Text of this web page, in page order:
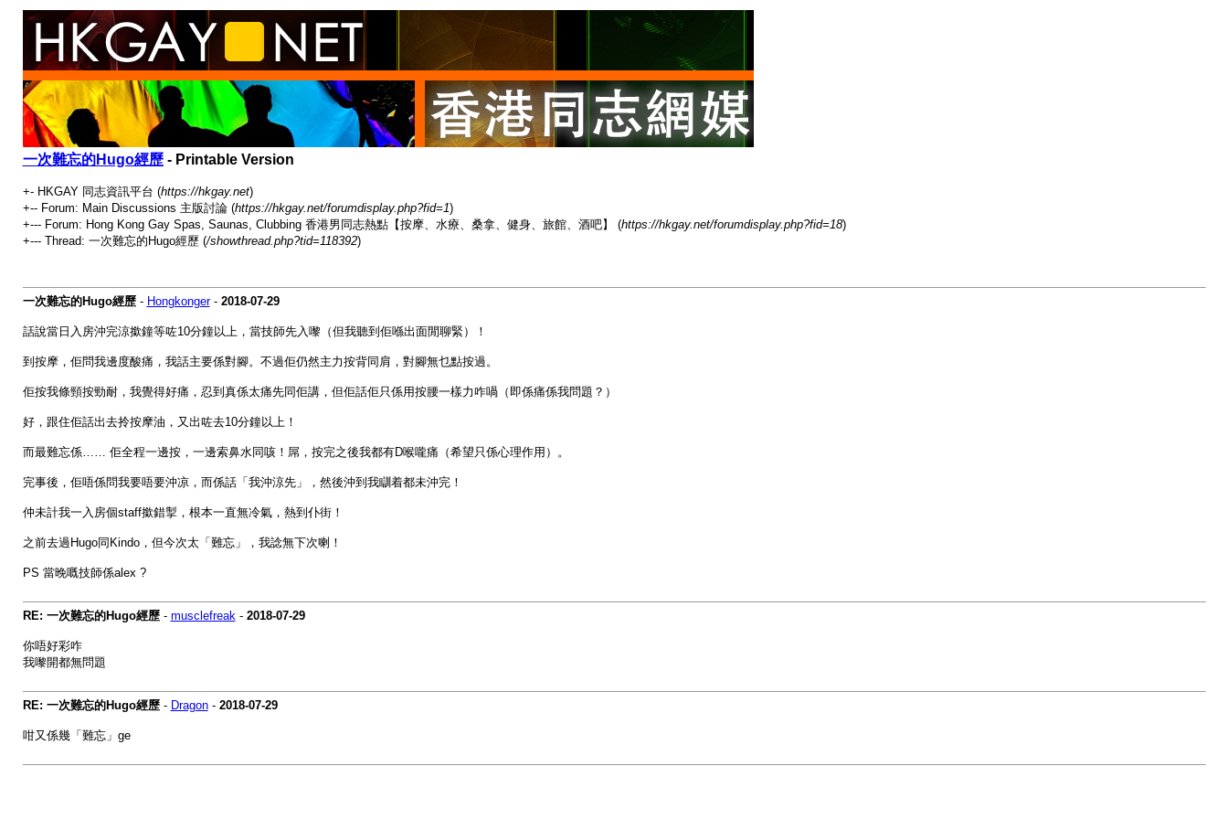
一次難忘的Hugo經歷- Printable Version
+- HKGAY 同志資訊平台 (https://hkgay.net)
+-- Forum: Main Discussions 主版討論 (https://hkgay.net/forumdisplay.php?fid=1)
+--- Forum: Hong Kong Gay Spas, Saunas, Clubbing 香港男同志熱點【按摩、水療、桑拿、健身、旅館、酒吧】 (https://hkgay.net/forumdisplay.php?fid=18)
+--- Thread: 一次難忘的Hugo經歷 (/showthread.php?tid=118392)
一次難忘的Hugo經歷- Hongkonger- 2018-07-29
話說當日入房沖完涼撳鐘等咗10分鐘以上，當技師先入嚟（但我聽到佢喺出面閒聊緊）！
到按摩，佢問我邊度酸痛，我話主要係對腳。不過佢仍然主力按背同肩，對腳無乜點按過。
佢按我條頸按勁耐，我覺得好痛，忍到真係太痛先同佢講，但佢話佢只係用按腰一樣力咋喎（即係痛係我問題？）
好，跟住佢話出去拎按摩油，又出咗去10分鐘以上！
而最難忘係…… 佢全程一邊按，一邊索鼻水同咳！屌，按完之後我都有D喉嚨痛（希望只係心理作用）。
完事後，佢唔係問我要唔要沖凉，而係話「我沖涼先」，然後沖到我瞓着都未沖完！
仲未計我一入房個staff撳錯掣，根本一直無冷氣，熱到仆街！
之前去過Hugo同Kindo，但今次太「難忘」，我諗無下次喇！
PS 當晚嘅技師係alex ?
RE: 一次難忘的Hugo經歷- musclefreak- 2018-07-29
你唔好彩咋
我嚟開都無問題
RE: 一次難忘的Hugo經歷- Dragon- 2018-07-29
咁又係幾「難忘」ge